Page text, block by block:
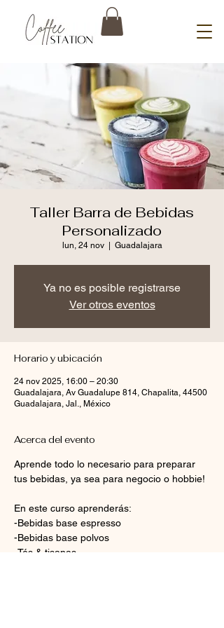
Taller Barra de Bebidas
Personalizado
lun, 24 nov
  |
Guadalajara
Ya no es posible registrarse
Ver otros eventos
Horario y ubicación
24 nov 2025, 16:00 – 20:30
Guadalajara, Av Guadalupe 814, Chapalita, 44500
Guadalajara, Jal., México
Acerca del evento
Aprende todo lo necesario para preparar
tus bebidas, ya sea para negocio o hobbie!
En este curso aprenderás:
-Bebidas base espresso
-Bebidas base polvos
-Tés & tisanas